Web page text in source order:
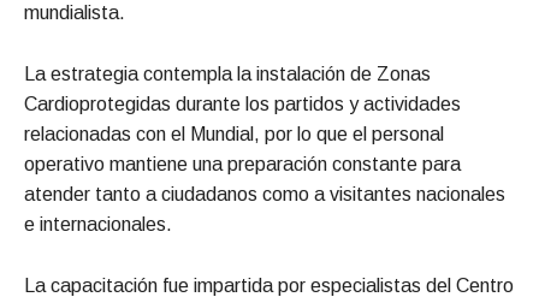
mundialista.
La estrategia contempla la instalación de Zonas
Cardioprotegidas durante los partidos y actividades
relacionadas con el Mundial, por lo que el personal
operativo mantiene una preparación constante para
atender tanto a ciudadanos como a visitantes nacionales
e internacionales.
La capacitación fue impartida por especialistas del Centro